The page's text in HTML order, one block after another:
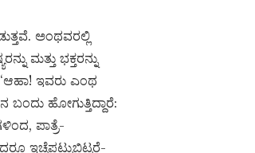
ಅಂಥವರಲ್ಲಿ
ಮತ್ತು ಭಕ್ತರನ್ನು
ಇವರು ಎಂಥ
ಹೋಗುತ್ತಿದ್ದಾರೆ:
ಪಾತ್ರೆ-
ಇಚ್ಛೆಪಟ್ಟುಬಿಟ್ಟರೆ-